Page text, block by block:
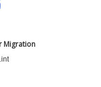
Migration